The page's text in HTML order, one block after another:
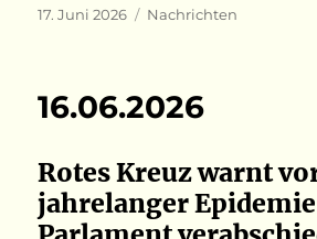
Veröffentlicht
17. Juni 2026 Kategorien
Nachrichten
16.06.2026
Rotes Kreuz warnt
jahrelanger